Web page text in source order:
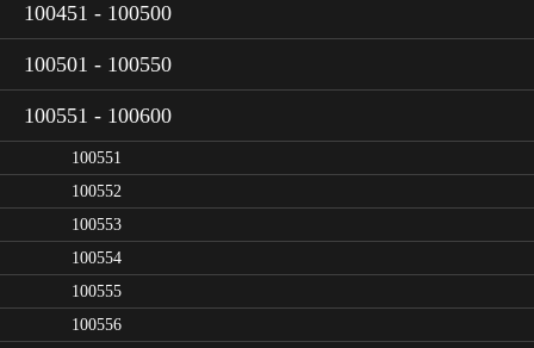
100451 - 100500
100501 - 100550
100551 - 100600
100551
100552
100553
100554
100555
100556